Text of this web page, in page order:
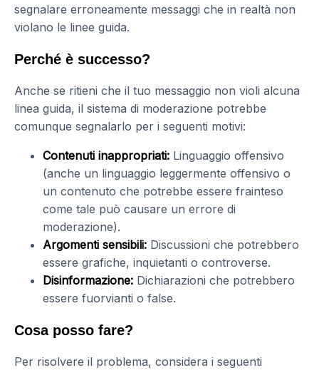
segnalare erroneamente messaggi che in realtà non
violano le linee guida.
Perché è successo?
Anche se ritieni che il tuo messaggio non violi alcuna
linea guida, il sistema di moderazione potrebbe
comunque segnalarlo per i seguenti motivi:
Contenuti inappropriati: Linguaggio offensivo
(anche un linguaggio leggermente offensivo o
un contenuto che potrebbe essere frainteso
come tale può causare un errore di
moderazione).
Argomenti sensibili: Discussioni che potrebbero
essere grafiche, inquietanti o controverse.
Disinformazione: Dichiarazioni che potrebbero
essere fuorvianti o false.
Cosa posso fare?
Per risolvere il problema, considera i seguenti